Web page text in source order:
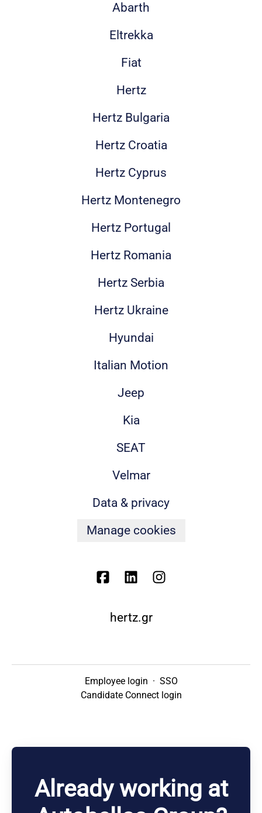
Abarth
Eltrekka
Fiat
Hertz
Hertz Bulgaria
Hertz Croatia
Hertz Cyprus
Hertz Montenegro
Hertz Portugal
Hertz Romania
Hertz Serbia
Hertz Ukraine
Hyundai
Italian Motion
Jeep
Kia
SEAT
Velmar
Data & privacy
Manage cookies
hertz.gr
Employee login · SSO
Candidate Connect login
Already working at